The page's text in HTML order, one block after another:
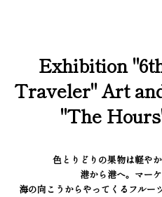
Exhibition
Traveler" Art
"The
色とりどりの果物は軽や
港から港へ。マー
海の向こうからやってくるフルー